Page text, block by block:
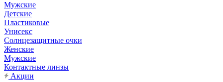
Мужские
Детские
Пластиковые
Унисекс
Солнцезащитные очки
Женские
Мужские
Контактные линзы
Акции